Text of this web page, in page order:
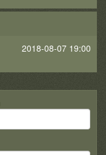
2018-08-07 19:00